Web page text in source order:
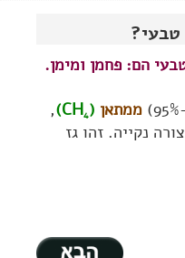
הם: פחמן ומימן.
ממתאן (CH
4
)
,
נקייה. זהו גז